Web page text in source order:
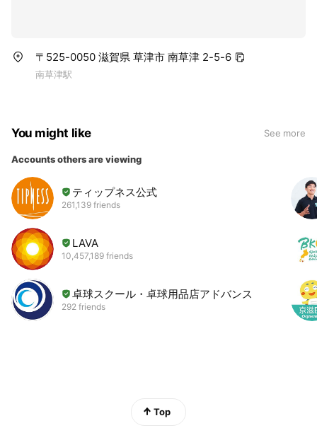
〒525-0050 滋賀県 草津市 南草津 2-5-6
南草津駅
You might like See more
Accounts others are viewing
ティップネス公式
261,139 friends
LAVA
10,457,189 friends
卓球スクール・卓球用品店アドバンス
292 friends
Top